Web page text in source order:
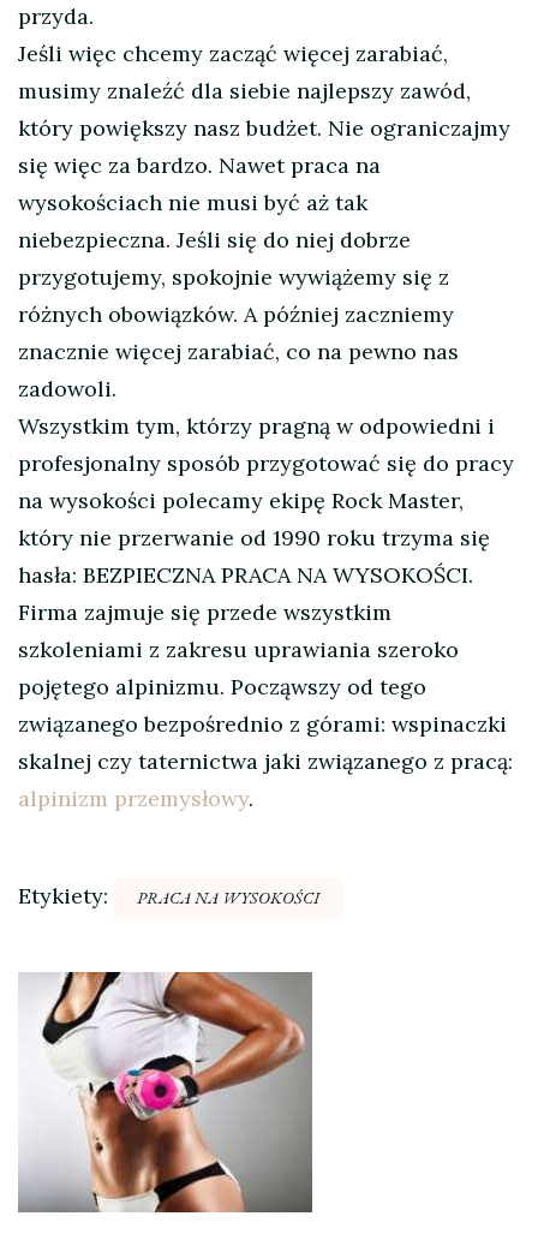
przyda.
Jeśli więc chcemy zacząć więcej zarabiać,
musimy znaleźć dla siebie najlepszy zawód,
który powiększy nasz budżet. Nie ograniczajmy
się więc za bardzo. Nawet praca na
wysokościach nie musi być aż tak
niebezpieczna. Jeśli się do niej dobrze
przygotujemy, spokojnie wywiążemy się z
różnych obowiązków. A później zaczniemy
znacznie więcej zarabiać, co na pewno nas
zadowoli.
Wszystkim tym, którzy pragną w odpowiedni i
profesjonalny sposób przygotować się do pracy
na wysokości polecamy ekipę Rock Master,
który nie przerwanie od 1990 roku trzyma się
hasła: BEZPIECZNA PRACA NA WYSOKOŚCI.
Firma zajmuje się przede wszystkim
szkoleniami z zakresu uprawiania szeroko
pojętego alpinizmu. Począwszy od tego
związanego bezpośrednio z górami: wspinaczki
skalnej czy taternictwa jaki związanego z pracą:
alpinizm przemysłowy.
Etykiety: PRACA NA WYSOKOŚCI
Nawigacja
wpisu